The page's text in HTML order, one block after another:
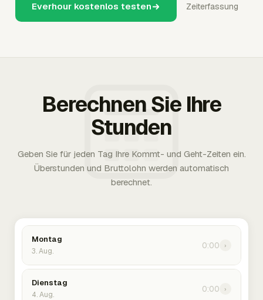
Everhour kostenlos testen Zeiterfassung
Berechnen Sie Ihre
Stunden
Geben Sie für jeden Tag Ihre Kommt- und Geht-Zeiten ein.
Überstunden und Bruttolohn werden automatisch
berechnet.
Montag
3. Aug.
0:00 ›
Dienstag
4. Aug.
0:00 ›